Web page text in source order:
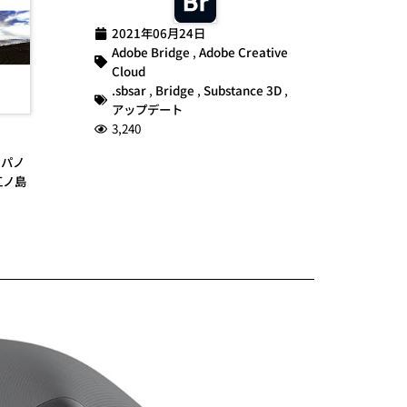
パノ
島
2021年06月24日
Adobe Bridge , Adobe Creative
Cloud
.sbsar, Bridge , Substance 3D,
アップデート
3,240